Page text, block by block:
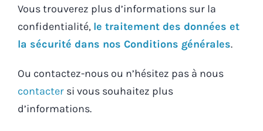
Concessionnaires
Contactez
Vous trouverez plus d’informations sur la
confidentialité, le traitement des données et
la sécurité dans nos Conditions générales.
Ou contactez-nous ou n’hésitez pas à nous
contacter si vous souhaitez plus
d’informations.